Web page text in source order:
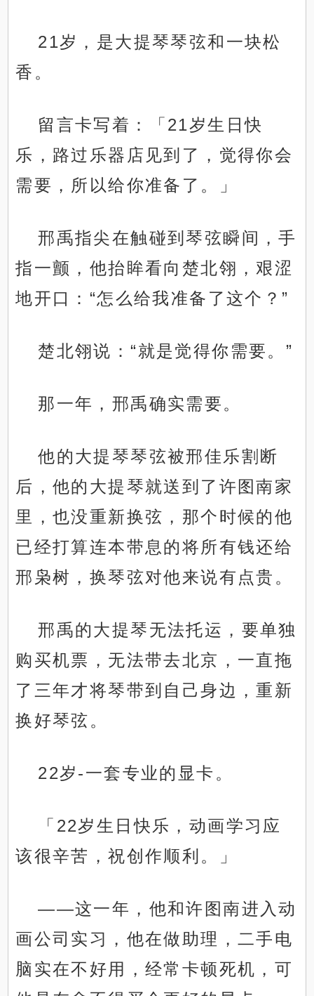
21岁，是大提琴琴弦和一块松
香。
留言卡写着：「21岁生日快
乐，路过乐器店见到了，觉得你会
需要，所以给你准备了。」
邢禹指尖在触碰到琴弦瞬间，手
指一颤，他抬眸看向楚北翎，艰涩
地开口：“怎么给我准备了这个？”
楚北翎说：“就是觉得你需要。”
那一年，邢禹确实需要。
他的大提琴琴弦被邢佳乐割断
后，他的大提琴就送到了许图南家
里，也没重新换弦，那个时候的他
已经打算连本带息的将所有钱还给
邢枭树，换琴弦对他来说有点贵。
邢禹的大提琴无法托运，要单独
购买机票，无法带去北京，一直拖
了三年才将琴带到自己身边，重新
换好琴弦。
22岁-一套专业的显卡。
「22岁生日快乐，动画学习应
该很辛苦，祝创作顺利。」
——这一年，他和许图南进入动
画公司实习，他在做助理，二手电
脑实在不好用，经常卡顿死机，可